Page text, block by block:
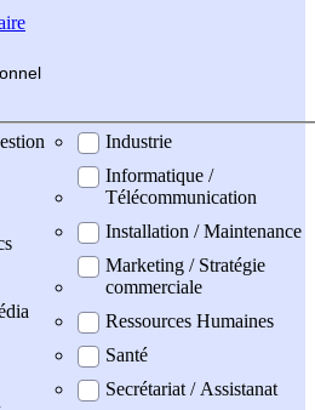
Industrie
Informatique /
Télécommunication
Installation / Maintenance
Marketing / Stratégie
commerciale
Ressources Humaines
Santé
Secrétariat / Assistanat